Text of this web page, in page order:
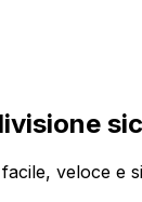
veloce e